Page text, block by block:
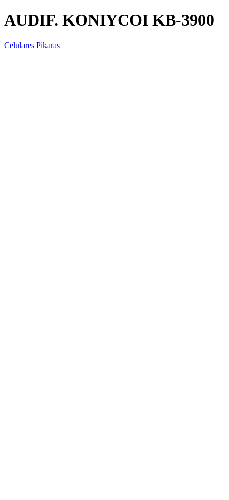
AUDIF. KONIYCOI KB-3900
Celulares Pikaras